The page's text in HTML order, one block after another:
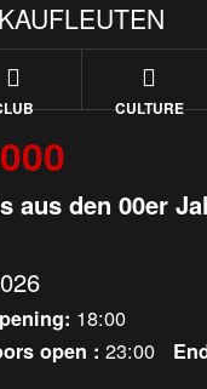
KAUFLEUTEN
CULTURE
aus den 00er
18:00
open : 23:00